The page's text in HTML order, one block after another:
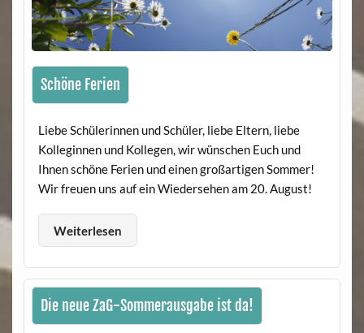
Schöne Ferien
Liebe Schülerinnen und Schüler, liebe Eltern, liebe
Kolleginnen und Kollegen, wir wünschen Euch und
Ihnen schöne Ferien und einen großartigen Sommer!
Wir freuen uns auf ein Wiedersehen am 20. August!
Weiterlesen
Die neue ZaG-Sommerausgabe ist da!